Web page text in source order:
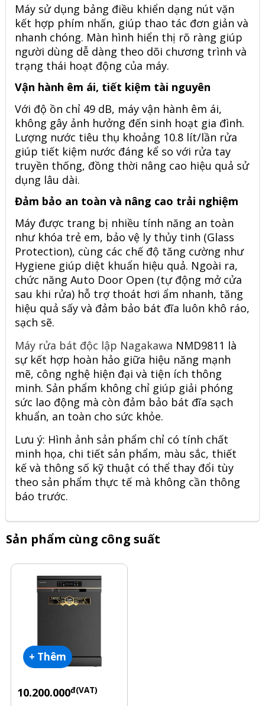
Máy sử dụng bảng điều khiển dạng nút vặn
kết hợp phím nhấn, giúp thao tác đơn giản và
nhanh chóng. Màn hình hiển thị rõ ràng giúp
người dùng dễ dàng theo dõi chương trình và
trạng thái hoạt động của máy.
Vận hành êm ái, tiết kiệm tài nguyên
Với độ ồn chỉ 49 dB, máy vận hành êm ái,
không gây ảnh hưởng đến sinh hoạt gia đình.
Lượng nước tiêu thụ khoảng 10.8 lít/lần rửa
giúp tiết kiệm nước đáng kể so với rửa tay
truyền thống, đồng thời nâng cao hiệu quả sử
dụng lâu dài.
Đảm bảo an toàn và nâng cao trải nghiệm
Máy được trang bị nhiều tính năng an toàn
như khóa trẻ em, bảo vệ ly thủy tinh (Glass
Protection), cùng các chế độ tăng cường như
Hygiene giúp diệt khuẩn hiệu quả. Ngoài ra,
chức năng Auto Door Open (tự động mở cửa
sau khi rửa) hỗ trợ thoát hơi ẩm nhanh, tăng
hiệu quả sấy và đảm bảo bát đĩa luôn khô ráo,
sạch sẽ.
Máy rửa bát độc lập Nagakawa NMD9811 là
sự kết hợp hoàn hảo giữa hiệu năng mạnh
mẽ, công nghệ hiện đại và tiện ích thông
minh. Sản phẩm không chỉ giúp giải phóng
sức lao động mà còn đảm bảo bát đĩa sạch
khuẩn, an toàn cho sức khỏe.
Lưu ý: Hình ảnh sản phẩm chỉ có tính chất
minh họa, chi tiết sản phẩm, màu sắc, thiết
kế và thông số kỹ thuật có thể thay đổi tùy
theo sản phẩm thực tế mà không cần thông
báo trước.
Sản phẩm cùng công suất
+ Thêm
10.200.000đ(VAT)